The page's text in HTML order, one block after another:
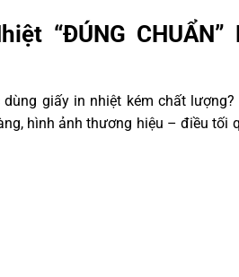
“ĐÚNG CHUẨN”
giấy in nhiệt kém chất lượng?
hình ảnh thương hiệu – điều tối